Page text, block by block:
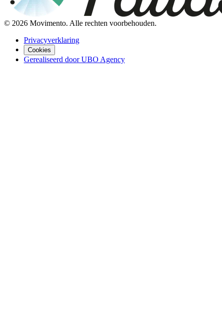
© 2026 Movimento. Alle rechten voorbehouden.
Privacyverklaring
Cookies
Gerealiseerd door UBO Agency